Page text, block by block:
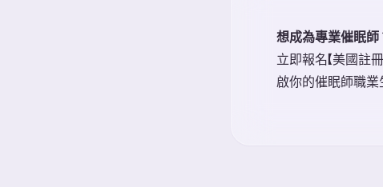
想成為專業催眠師
立即報名【美國註
啟你的催眠師職業